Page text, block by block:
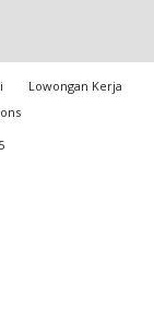
Lowongan Kerja